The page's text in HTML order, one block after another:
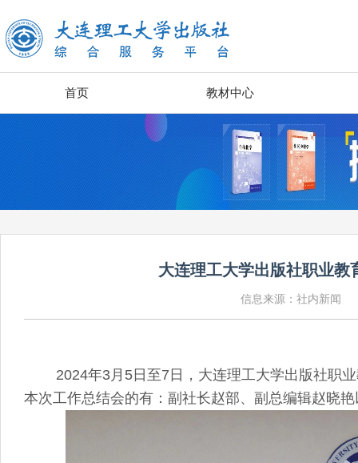
首页 教材中心
大连理工大学出版社职业教
信息来源：社内新闻
2024年3月5日至7日，大连理工大学出版社职
本次工作总结会的有：副社长赵部、副总编辑赵晓